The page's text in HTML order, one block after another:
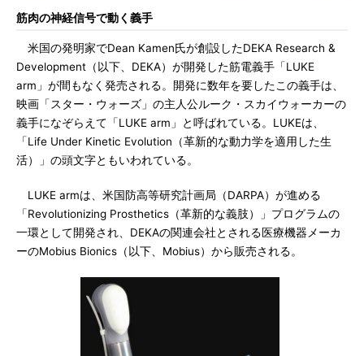
筋肉の神経信号で動く義手
米国の発明家でDean Kamen氏が創設したDEKA Research &
Development（以下、DEKA）が開発した筋電義手「LUKE
arm」が間もなく発売される。開発に数年を要したこの義手は、
映画「スター・ウォーズ」の主人公ルーク・スカイウォーカーの
義手になぞらえて「LUKE arm」と呼ばれている。LUKEは、
「Life Under Kinetic Evolution（革新的な動力学を適用した生
活）」の頭文字ともいわれている。
LUKE armは、米国防高等研究計画局（DARPA）が進める
「Revolutionizing Prosthetics（革新的な義肢）」プログラムの
一環として開発され、DEKAの関連会社とされる医療機器メーカ
ーのMobius Bionics（以下、Mobius）から販売される。